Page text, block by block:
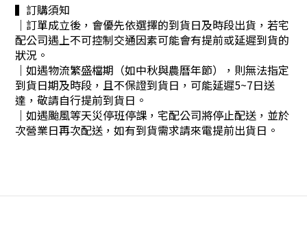
▍訂購須知
｜訂單成立後，會優先依選擇的到貨日及時段出貨，若宅
配公司遇上不可控制交通因素可能會有提前或延遲到貨的
狀況。
｜ 如遇物流繁盛檔期（如中秋與農曆年節），則無法指定
到貨日期及時段，且不保證到貨日，可能延遲5~7日送
達，敬請自行提前到貨日。
｜ 如遇颱風等天災停班停課，宅配公司將停止配送，並於
次營業日再次配送，如有到貨需求請來電提前出貨日。